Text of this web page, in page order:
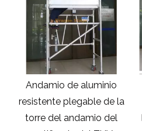
Torre de andamio de
aluminio plegable
Dragon hecha en China